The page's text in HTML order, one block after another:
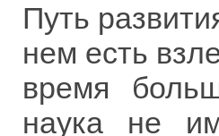
Путь
нем есть
время
наука не